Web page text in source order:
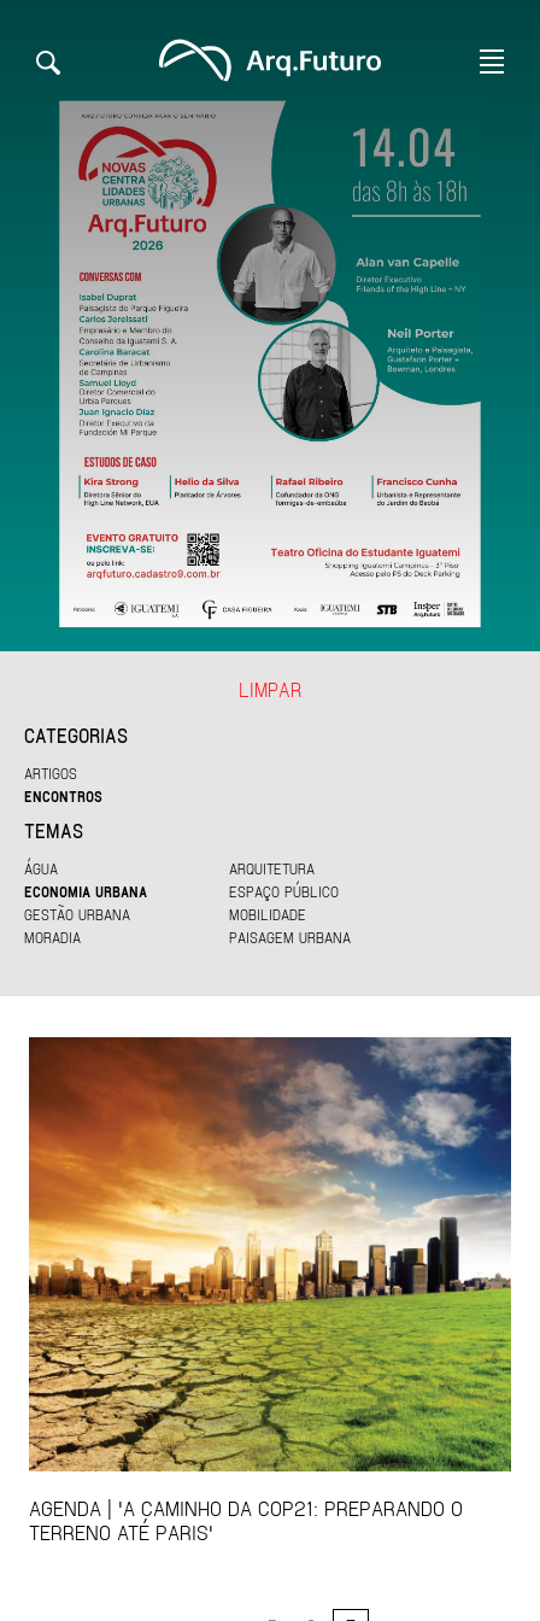
CATEGORIAS
ARTIGOS
ENCONTROS
TEMAS
ÁGUA
ARQUITETURA
ECONOMIA URBANA
ESPAÇO PÚBLICO
GESTÃO URBANA
MOBILIDADE
MORADIA
PAISAGEM URBANA
LIMPAR
AGENDA | 'A CAMINHO DA COP21: PREPARANDO O
TERRENO ATÉ PARIS'